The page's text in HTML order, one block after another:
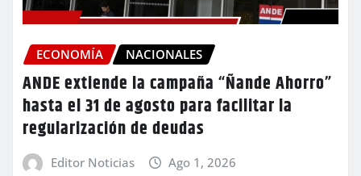
ECONOMÍA NACIONALES
ANDE extiende la campaña “Ñande Ahorro”
hasta el 31 de agosto para facilitar la
regularización de deudas
Editor Noticias Ago 1, 2026